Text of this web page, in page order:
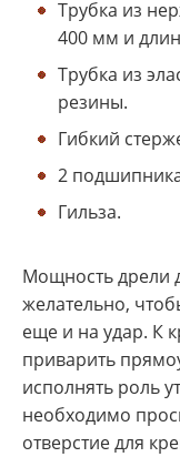
Трубка из
400 мм и
Трубка из
резины.
Гибкий
2
Гильза.
Мощность дрели
желательно,
еще и на удар. К
приварить
исполнять роль
необходимо
отверстие для